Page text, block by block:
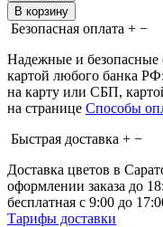
В корзину
Безопасная оплата + −
Надежные и безопасные
картой любого банка
на карту или СБП,
на странице Способы
Быстрая доставка + −
Доставка цветов в
оформлении заказа до
бесплатная с 9:00 до
Тарифы доставки